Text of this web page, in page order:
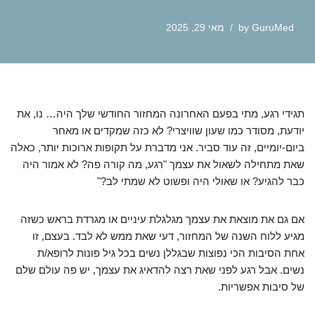
by GuruMed מאי 29, 2025
תגידי רגע, מתי בפעם האחרונה המחזור החודשי שלך היה… נו, את
יודעת, מסודר כמו שעון שוויצרי? לא כזה שמקדים או מאחר
ביום-יומיים, זה עוד סביר. אני מדברת על תקופות ארוכות יותר, כאלה
שאת מתחילה לשאול את עצמך "רגע, מה קורה פה? לא אמור היה
כבר להגיע? או שאולי היה ופשוט לא שמתי לב?"
אם גם את מוצאת את עצמך מגלגלת עיניים או מגרדת בראש כשזה
מגיע ללוח השנה של המחזור, דעי שאת ממש לא לבד. בעצם, זו
אחת הסיבות הכי נפוצות שבגללן נשים בכל גיל פונות לרופא/ת
נשים. אבל רגע לפני שאת רצה להדאיג את עצמך, יש פה עולם שלם
של סיבות אפשריות.